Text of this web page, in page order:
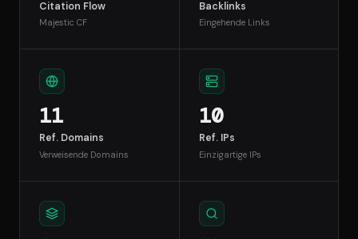
Citation Flow
Majestic CF
Backlinks
Eingehende Links
11
Ref. Domains
Verweisende Domains
10
Ref. IPs
Einzigartige IPs